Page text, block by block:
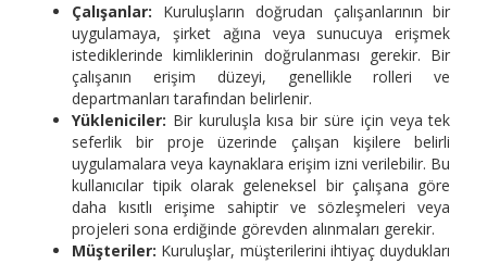
Çalışanlar: Kuruluşların doğrudan çalışanlarının bir
uygulamaya, şirket ağına veya sunucuya erişmek
istediklerinde kimliklerinin doğrulanması gerekir. Bir
çalışanın erişim düzeyi, genellikle rolleri ve
departmanları tarafından belirlenir.
Yükleniciler: Bir kuruluşla kısa bir süre için veya tek
seferlik bir proje üzerinde çalışan kişilere belirli
uygulamalara veya kaynaklara erişim izni verilebilir. Bu
kullanıcılar tipik olarak geleneksel bir çalışana göre
daha kısıtlı erişime sahiptir ve sözleşmeleri veya
projeleri sona erdiğinde görevden alınmaları gerekir.
Müşteriler: Kuruluşlar, müşterilerini ihtiyaç duydukları